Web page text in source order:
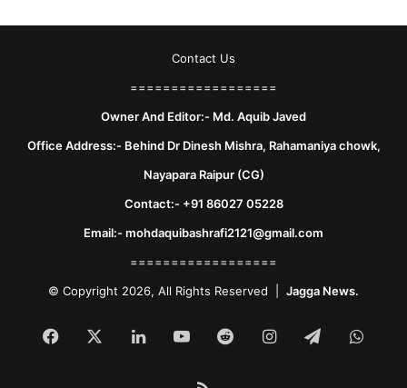
Contact Us
==================
Owner And Editor:- Md. Aquib Javed
Office Address:- Behind Dr Dinesh Mishra, Rahamaniya chowk,
Nayapara Raipur (CG)
Contact:- +91 86027 05228
Email:- mohdaquibashrafi2121@gmail.com
==================
© Copyright 2026, All Rights Reserved | Jagga News.
Facebook LinkedInYouTubeRedditInstagram
Telegram